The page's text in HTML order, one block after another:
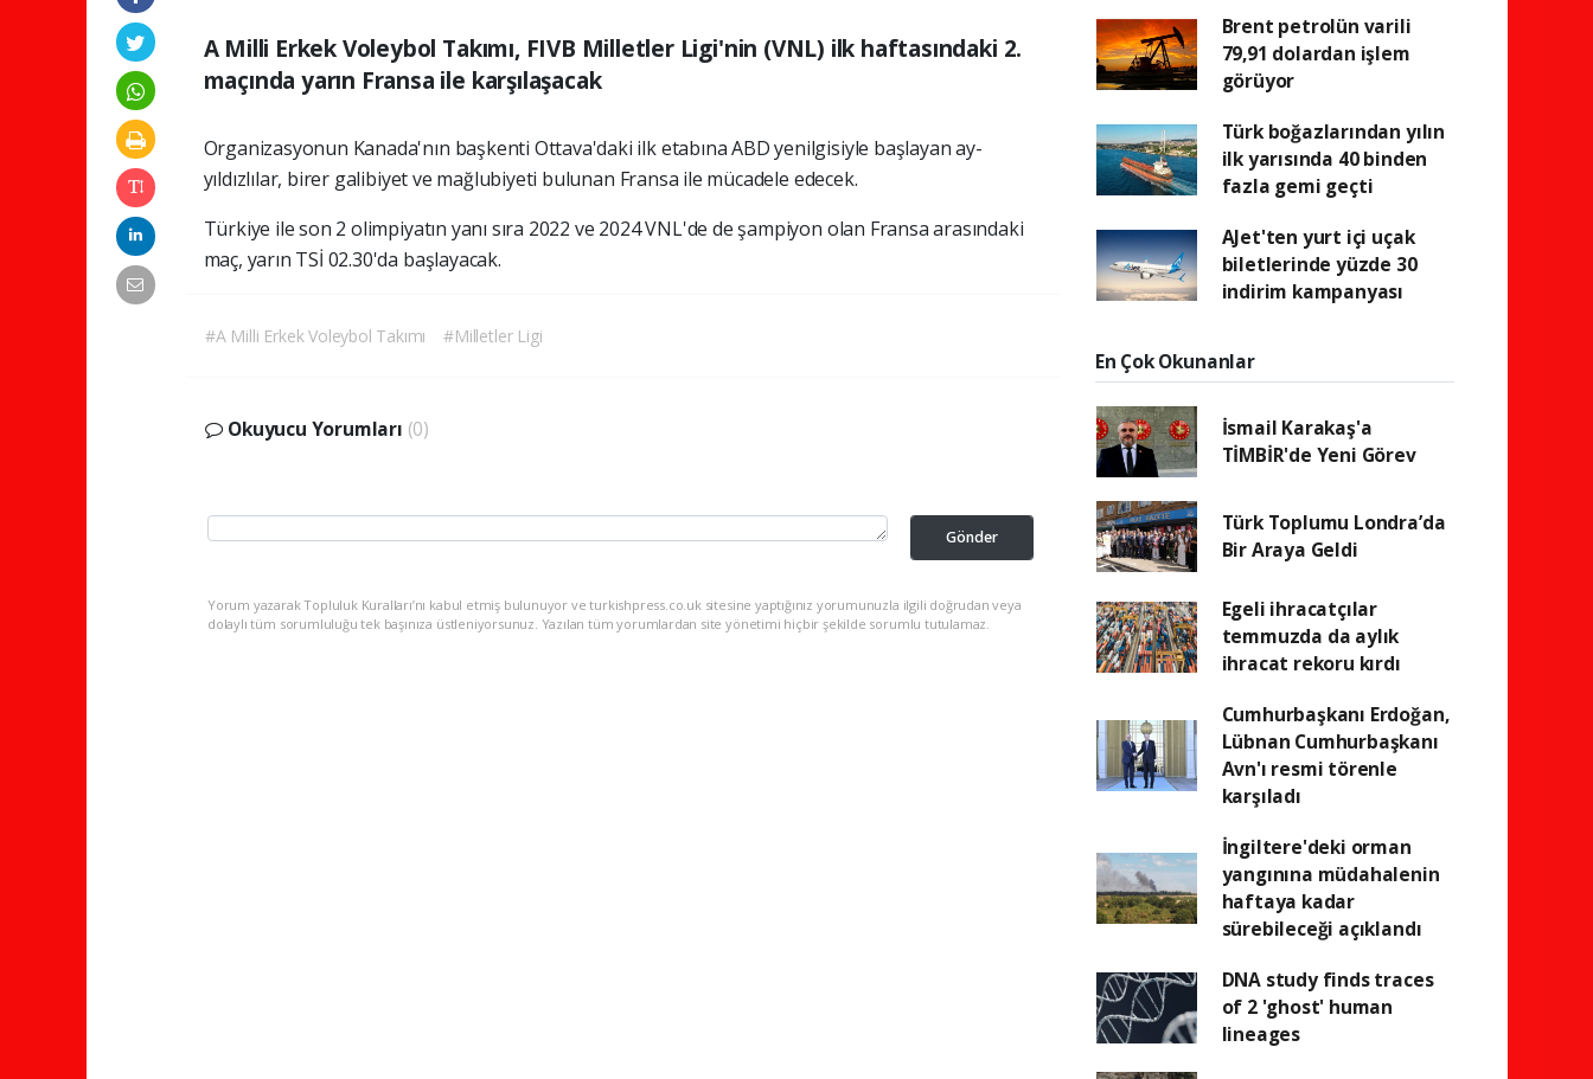
A Milli Erkek Voleybol Takımı, FIVB Milletler Ligi'nin (VNL) ilk haftasındaki 2.
maçında yarın Fransa ile karşılaşacak
Organizasyonun Kanada'nın başkenti Ottava'daki ilk etabına ABD yenilgisiyle başlayan ay-
yıldızlılar, birer galibiyet ve mağlubiyeti bulunan Fransa ile mücadele edecek.
Türkiye ile son 2 olimpiyatın yanı sıra 2022 ve 2024 VNL'de de şampiyon olan Fransa arasındaki
maç, yarın TSİ 02.30'da başlayacak.
#A Milli Erkek Voleybol Takımı #Milletler Ligi
Okuyucu Yorumları (0)
Gönder
Yorum yazarak Topluluk Kuralları’nı kabul etmiş bulunuyor ve turkishpress.co.uk sitesine yaptığınız yorumunuzla ilgili doğrudan veya
dolaylı tüm sorumluluğu tek başınıza üstleniyorsunuz. Yazılan tüm yorumlardan site yönetimi hiçbir şekilde sorumlu tutulamaz.
Brent petrolün varili
79,91 dolardan işlem
görüyor
Türk boğazlarından yılın
ilk yarısında 40 binden
fazla gemi geçti
AJet'ten yurt içi uçak
biletlerinde yüzde 30
indirim kampanyası
En Çok Okunanlar
İsmail Karakaş'a
TİMBİR'de Yeni Görev
Türk Toplumu Londra’da
Bir Araya Geldi
Egeli ihracatçılar
temmuzda da aylık
ihracat rekoru kırdı
Cumhurbaşkanı Erdoğan,
Lübnan Cumhurbaşkanı
Avn'ı resmi törenle
karşıladı
İngiltere'deki orman
yangınına müdahalenin
haftaya kadar
sürebileceği açıklandı
DNA study finds traces
of 2 'ghost' human
lineages